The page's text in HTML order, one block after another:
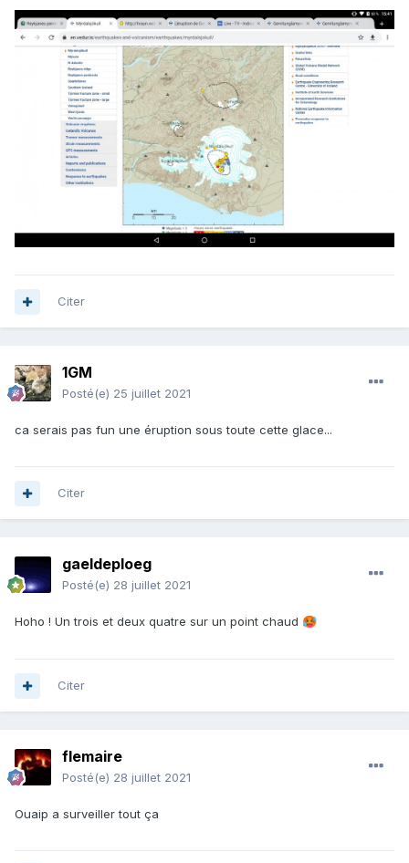
Citer
1GM
Posté(e) 25 juillet 2021
ca serais pas fun une éruption sous toute cette glace...
Citer
gaeldeploeg
Posté(e) 28 juillet 2021
Hoho ! Un trois et deux quatre sur un point chaud 🥵
Citer
flemaire
Posté(e) 28 juillet 2021
Ouaip a surveiller tout ça